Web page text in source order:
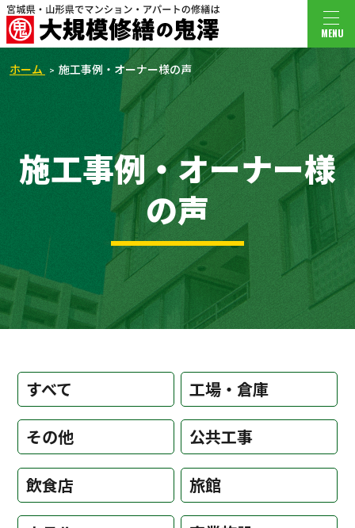
MENU
ホーム 施工事例・オーナー様の声
施工事例・オーナー様
の声
すべて 工場・倉庫
その他 公共工事
飲食店 旅館